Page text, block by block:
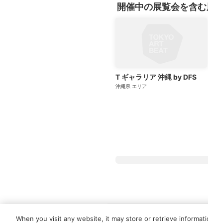
開催中の展覧会を含
T ギャラリア 沖縄 by DFS
沖縄県 エリア
Tokyo Art Beatとは 会員サー
When you visit any website, it may store or retrieve